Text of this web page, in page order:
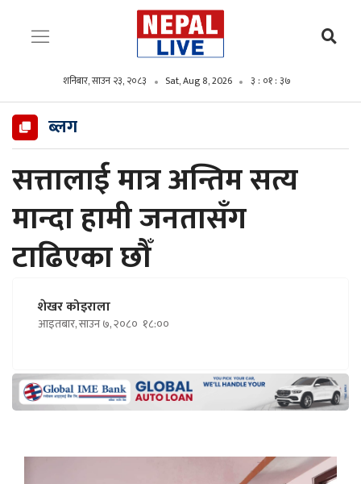
शनिबार, साउन २३, २०८३ Sat, Aug 8, 2026 ३ : ०१ : ३८
ब्लग
सत्तालाई मात्र अन्तिम सत्य
मान्दा हामी जनतासँग
टाढिएका छौँ
शेखर कोइराला
आइतबार, साउन ७, २०८० १८:००